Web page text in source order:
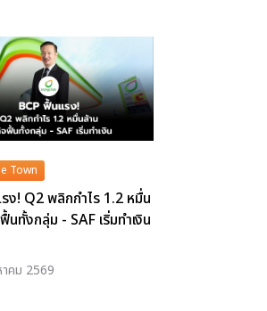
Town
ง! Q2 พลิกกำไร 1.2 หมื่น
นทั้งกลุ่ม - SAF เริ่มทำเงิน
คม 2569